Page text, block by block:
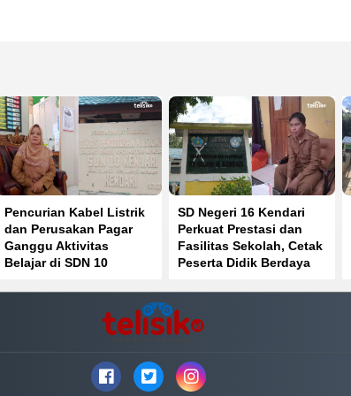
Pencurian Kabel Listrik
dan Perusakan Pagar
Ganggu Aktivitas
Belajar di SDN 10
SD Negeri 16 Kendari
Perkuat Prestasi dan
Fasilitas Sekolah, Cetak
Peserta Didik Berdaya